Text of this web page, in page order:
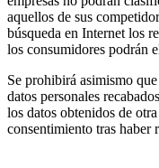
aquellos de sus
búsqueda en Internet los
los consumidores podrán
Se prohibirá asimismo
datos personales
los datos obtenidos de
consentimiento tras haber